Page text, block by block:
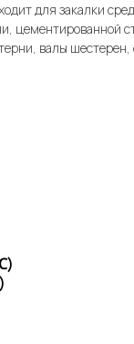
для закалки
цементированной
валы